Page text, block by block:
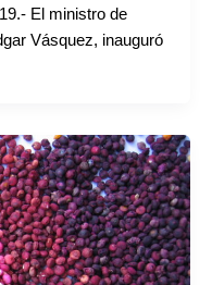
El ministro de
Vásquez, inauguró